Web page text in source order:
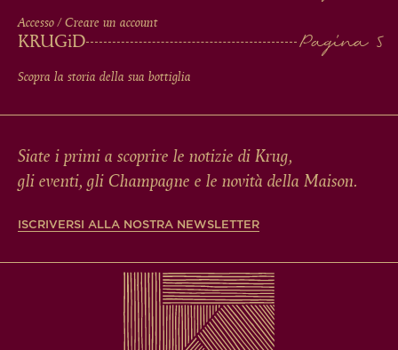
Accesso / Creare un account
KRUGiD
Scopra la storia della sua bottiglia
Siate i primi a scoprire le notizie di Krug,
gli eventi, gli Champagne e le novità della Maison.
ISCRIVERSI ALLA NOSTRA NEWSLETTER